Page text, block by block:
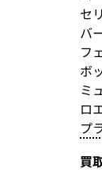
セ
バ
フ
ボ
ミ
ロ
プ
買